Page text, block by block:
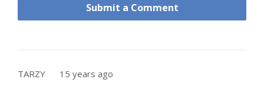
Submit a Comment
TARZY 15 years ago